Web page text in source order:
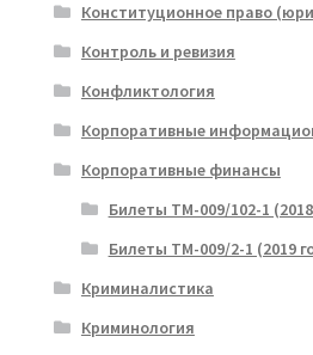
Конституционное право
Контроль и ревизия
Конфликтология
Корпоративные
Корпоративные финансы
Билеты ТМ-009/102-1
Билеты ТМ-009/2-1 (2019
Криминалистика
Криминология